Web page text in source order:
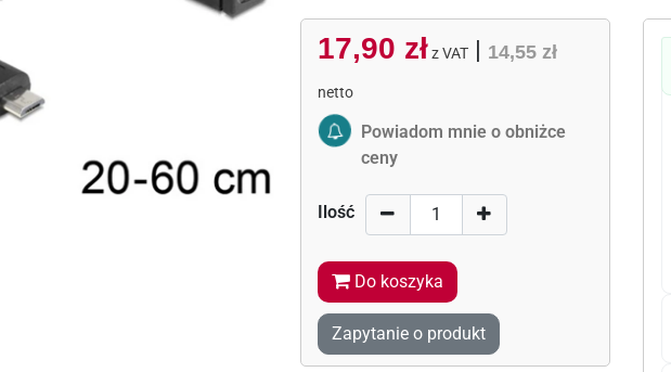
17,90 zł z VAT| 14,55 zł
netto
Activate Price Alert
Powiadom mnie o obniżce
ceny
Ilość
Do koszyka
Zapytanie o produkt